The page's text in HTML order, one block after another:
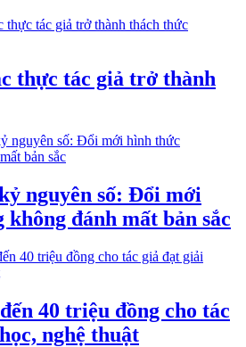
thực tác giả trở thành
nguyên số: Đổi mới
đánh mất bản sắc
40 triệu đồng cho tác
nghệ thuật